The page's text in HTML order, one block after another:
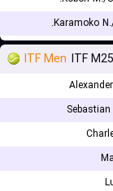
Karamoko
ITF Men ITF